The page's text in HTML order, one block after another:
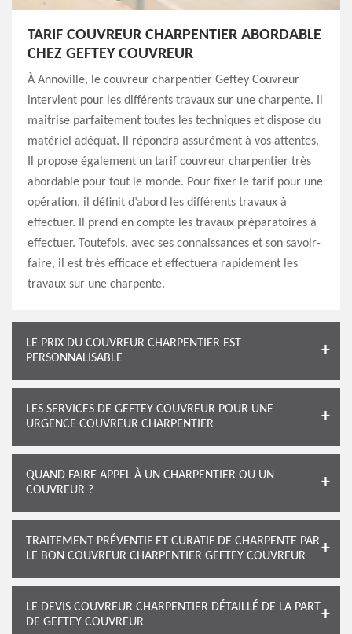
TARIF COUVREUR CHARPENTIER ABORDABLE
CHEZ GEFTEY COUVREUR
À Annoville, le couvreur charpentier Geftey Couvreur
intervient pour les différents travaux sur une charpente. Il
maitrise parfaitement toutes les techniques et dispose du
matériel adéquat. Il répondra assurément à vos attentes.
Il propose également un tarif couvreur charpentier très
abordable pour tout le monde. Pour fixer le tarif pour une
opération, il définit d’abord les différents travaux à
effectuer. Il prend en compte les travaux préparatoires à
effectuer. Toutefois, avec ses connaissances et son savoir-
faire, il est très efficace et effectuera rapidement les
travaux sur une charpente.
LE PRIX DU COUVREUR CHARPENTIER EST
PERSONNALISABLE
LES SERVICES DE GEFTEY COUVREUR POUR UNE
URGENCE COUVREUR CHARPENTIER
QUAND FAIRE APPEL À UN CHARPENTIER OU UN
COUVREUR ?
TRAITEMENT PRÉVENTIF ET CURATIF DE CHARPENTE PAR
LE BON COUVREUR CHARPENTIER GEFTEY COUVREUR
LE DEVIS COUVREUR CHARPENTIER DÉTAILLÉ DE LA PART
DE GEFTEY COUVREUR